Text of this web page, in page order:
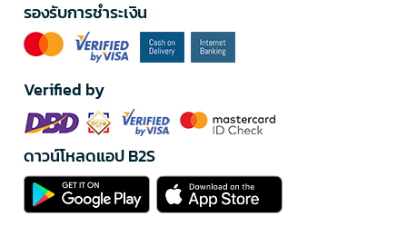
รองรับการชำระเงิน
Verified by
ดาวน์โหลดแอป B2S